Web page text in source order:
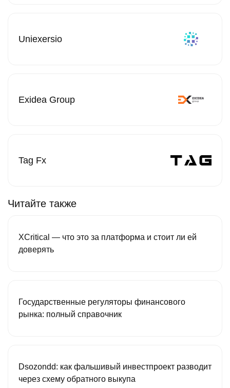
Uniexersio
Exidea Group
Tag Fx
Читайте также
XCritical — что это за платформа и стоит ли ей
доверять
Государственные регуляторы финансового
рынка: полный справочник
Dsozondd: как фальшивый инвестпроект разводит
через схему обратного выкупа